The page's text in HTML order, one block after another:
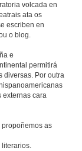
volcada en
ata os
escriben en
o blog.
e
permitirá
diversas. Por outra
externas cara
as
literarios.